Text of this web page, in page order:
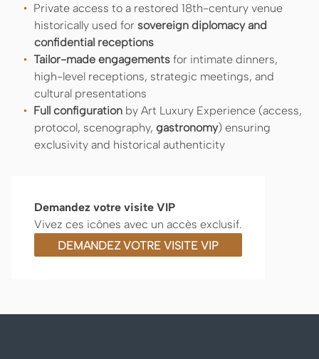
Private access to a restored 18th-century venue
historically used for sovereign diplomacy and
confidential receptions
Tailor-made engagements for intimate dinners,
high-level receptions, strategic meetings, and
cultural presentations
Full configuration by Art Luxury Experience (access,
protocol, scenography, gastronomy) ensuring
exclusivity and historical authenticity
Demandez votre visite VIP
Vivez ces icônes avec un accès exclusif.
DEMANDEZ VOTRE VISITE VIP